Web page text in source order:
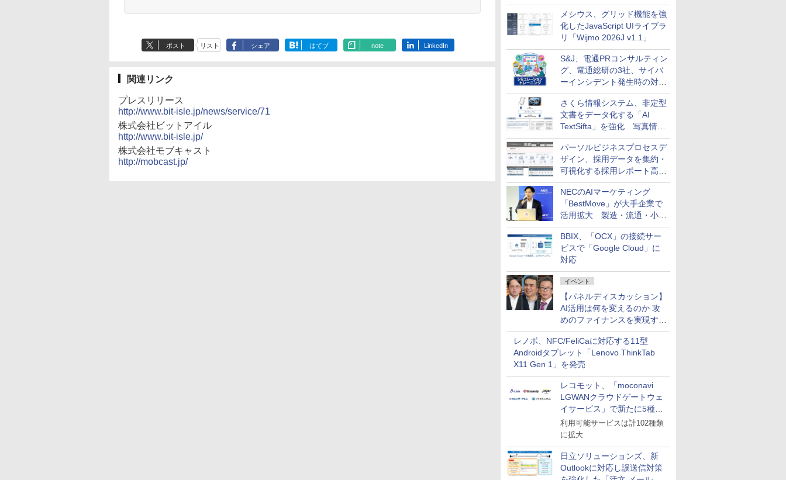
メシウス、グリッド機能を強
化したJavaScript UIライブラ
リ「Wijmo 2026J v1.1」
S&J、電通PRコンサルティン
グ、電通総研の3社、サイバ
ーインシデント発生時の対応
と危機管理広報を一体的に訓
練するプログラムを提供
さくら情報システム、非定型
文書をデータ化する「AI
TextSifta」を強化 写真情報
のデータ化などに対応
パーソルビジネスプロセスデ
ザイン、採用データを集約・
可視化する採用レポート高速
化サービスを提供
NECのAIマーケティング
「BestMove」が大手企業で
活用拡大 製造・流通・小売
企業・広告代理店などが実装
フェーズへ
BBIX、「OCX」の接続サー
ビスで「Google Cloud」に
対応
イベント
【パネルディスカッション】
AI活用は何を変えるのか 攻
めのファイナンスを実現する
業務設計とマインドセット変
革
レノボ、NFC/FeliCaに対応する11型
Androidタブレット「Lenovo ThinkTab
X11 Gen 1」を発売
レコモット、「moconavi
LGWANクラウドゲートウェ
イサービス」で新たに5種類
のサービスと連携開始
利用可能サービスは計102種類
に拡大
日立ソリューションズ、新
Outlookに対応し誤送信対策
ポスト リスト シェア はてブ note LinkedIn
関連リンク
プレスリリース
http://www.bit-isle.jp/news/service/71
株式会社ビットアイル
http://www.bit-isle.jp/
株式会社モブキャスト
http://mobcast.jp/